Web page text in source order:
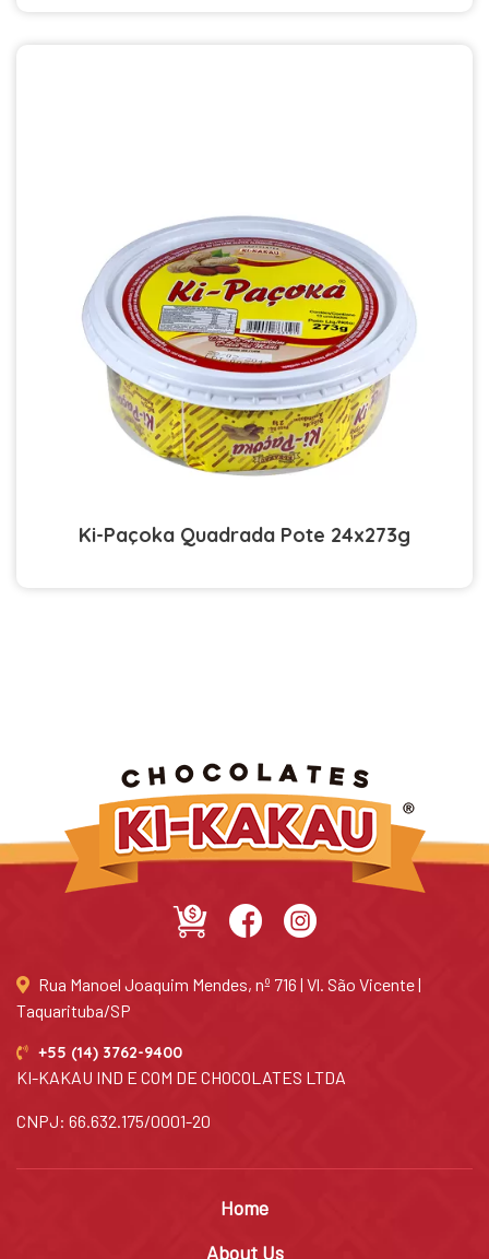
Ki-Paçoka Quadrada Pote 24x273g
Rua Manoel Joaquim Mendes, nº 716 | Vl. São Vicente |
Taquarituba/SP
+55 (14) 3762-9400
KI-KAKAU IND E COM DE CHOCOLATES LTDA
CNPJ: 66.632.175/0001-20
Home
About Us